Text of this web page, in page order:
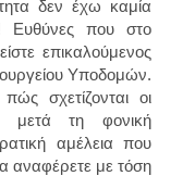
δεν έχω καμία
Ευθύνες που στο
επικαλούμενος
Υποδομών.
σχετίζονται οι
μετά τη φονική
αμέλεια που
αναφέρετε με τόση